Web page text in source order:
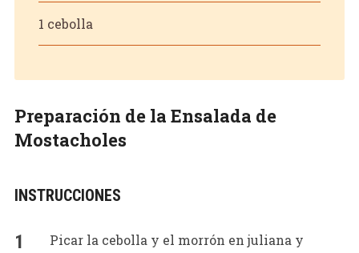
1 cebolla
Preparación de la Ensalada de
Mostacholes
INSTRUCCIONES
Picar la cebolla y el morrón en juliana y